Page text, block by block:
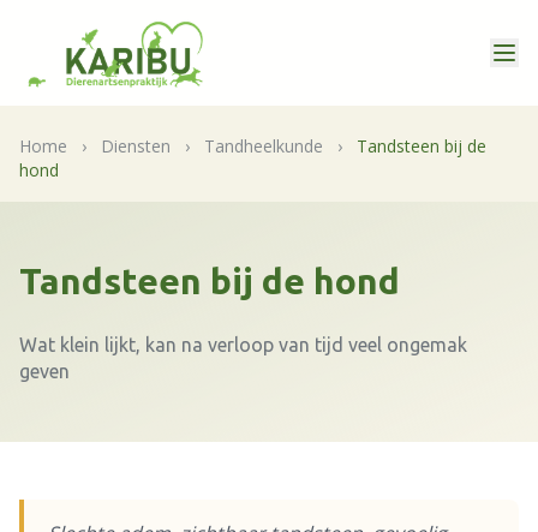
Home › Diensten › Tandheelkunde ›
Tandsteen bij de
hond
Tandsteen bij de hond
Wat klein lijkt, kan na verloop van tijd veel ongemak
geven